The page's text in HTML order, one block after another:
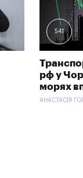
541
рф у
морях
АНАСТАСІЯ